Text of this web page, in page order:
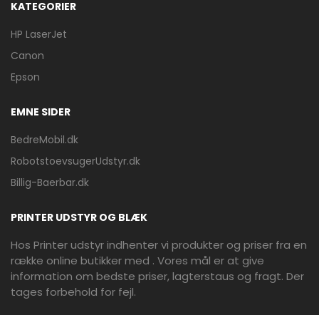
KATEGORIER
HP LaserJet
Canon
Epson
EMNE SIDER
BedreMobil.dk
RobotstoevsugerUdstyr.dk
Billig-Baerbar.dk
PRINTER UDSTYR OG BLÆK
Hos Printer udstyr indhenter vi produkter og priser fra en
række online butikker med . Vores mål er at give
information om bedste priser, lagterstaus og fragt. Der
tages forbehold for fejl.